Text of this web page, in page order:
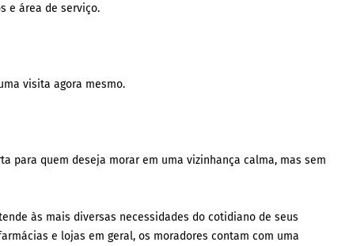
e área de serviço.
visita agora mesmo.
para quem deseja morar em uma vizinhança calma, mas sem
às mais diversas necessidades do cotidiano de seus
e lojas em geral, os moradores contam com uma